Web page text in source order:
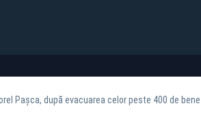
Pașca, după evacuarea celor peste 400 de